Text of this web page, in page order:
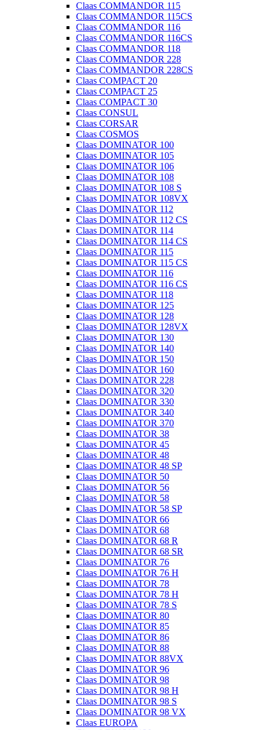
Claas COMMANDOR 115
Claas COMMANDOR 115CS
Claas COMMANDOR 116
Claas COMMANDOR 116CS
Claas COMMANDOR 118
Claas COMMANDOR 228
Claas COMMANDOR 228CS
Claas COMPACT 20
Claas COMPACT 25
Claas COMPACT 30
Claas CONSUL
Claas CORSAR
Claas COSMOS
Claas DOMINATOR 100
Claas DOMINATOR 105
Claas DOMINATOR 106
Claas DOMINATOR 108
Claas DOMINATOR 108 S
Claas DOMINATOR 108VX
Claas DOMINATOR 112
Claas DOMINATOR 112 CS
Claas DOMINATOR 114
Claas DOMINATOR 114 CS
Claas DOMINATOR 115
Claas DOMINATOR 115 CS
Claas DOMINATOR 116
Claas DOMINATOR 116 CS
Claas DOMINATOR 118
Claas DOMINATOR 125
Claas DOMINATOR 128
Claas DOMINATOR 128VX
Claas DOMINATOR 130
Claas DOMINATOR 140
Claas DOMINATOR 150
Claas DOMINATOR 160
Claas DOMINATOR 228
Claas DOMINATOR 320
Claas DOMINATOR 330
Claas DOMINATOR 340
Claas DOMINATOR 370
Claas DOMINATOR 38
Claas DOMINATOR 45
Claas DOMINATOR 48
Claas DOMINATOR 48 SP
Claas DOMINATOR 50
Claas DOMINATOR 56
Claas DOMINATOR 58
Claas DOMINATOR 58 SP
Claas DOMINATOR 66
Claas DOMINATOR 68
Claas DOMINATOR 68 R
Claas DOMINATOR 68 SR
Claas DOMINATOR 76
Claas DOMINATOR 76 H
Claas DOMINATOR 78
Claas DOMINATOR 78 H
Claas DOMINATOR 78 S
Claas DOMINATOR 80
Claas DOMINATOR 85
Claas DOMINATOR 86
Claas DOMINATOR 88
Claas DOMINATOR 88VX
Claas DOMINATOR 96
Claas DOMINATOR 98
Claas DOMINATOR 98 H
Claas DOMINATOR 98 S
Claas DOMINATOR 98 VX
Claas EUROPA